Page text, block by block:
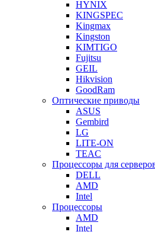
HYNIX
KINGSPEC
Kingmax
Kingston
KIMTIGO
Fujitsu
GEIL
Hikvision
GoodRam
Оптические приводы
ASUS
Gembird
LG
LITE-ON
TEAC
Процессоры для
DELL
AMD
Intel
Процессоры
AMD
Intel